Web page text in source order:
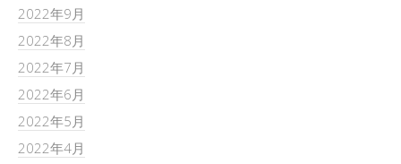
2022年9月
2022年8月
2022年7月
2022年6月
2022年5月
2022年4月